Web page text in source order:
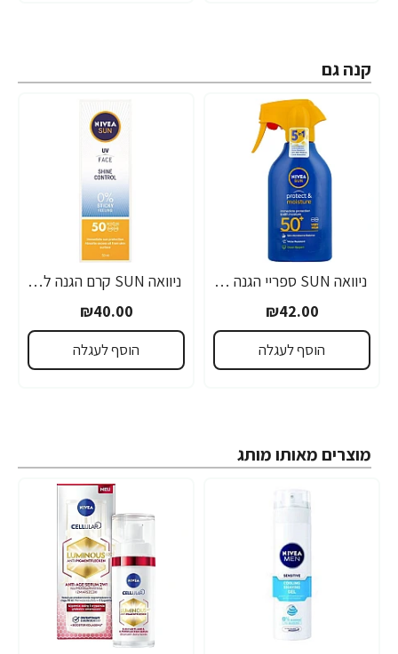
קנה גם
ניוואה SUN ספריי הגנה +SPF50 מהשמש 270 מ"ל - מבית NIVEA
₪42.00
הוסף לעגלה
ניוואה SUN קרם הגנה לפנים SPF50 קונטרול שיין 50 מ"ל - מבית NIVEA
₪40.00
הוסף לעגלה
מוצרים מאותו מותג